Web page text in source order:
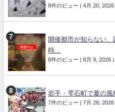
8件のビュー | 4月 20,
開催都市が知らない
時...
8件のビュー | 8月 9, 2026
岩手・雫石町で夏の風
7件のビュー | 7月 28,